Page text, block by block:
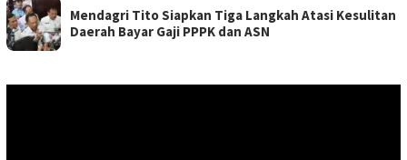
Mendagri Tito Siapkan Tiga Langkah Atasi Kesulitan
Daerah Bayar Gaji PPPK dan ASN